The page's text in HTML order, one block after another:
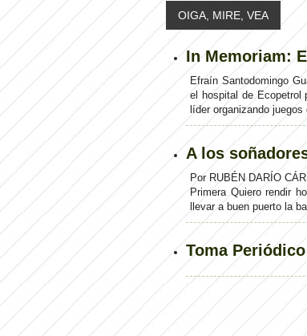
OIGA, MIRE, VEA
In Memoriam:
Efraín Santodomingo
el hospital de Ecopetrol
líder organizando
A los
Por RUBÉN DARÍO
Primera Quiero rendir
llevar a buen puerto la
Toma